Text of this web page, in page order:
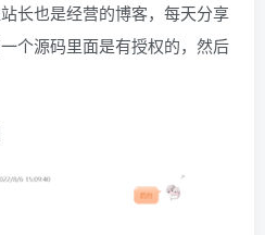
长也是经营的博客，每天分享
个源码里面是有授权的，然后